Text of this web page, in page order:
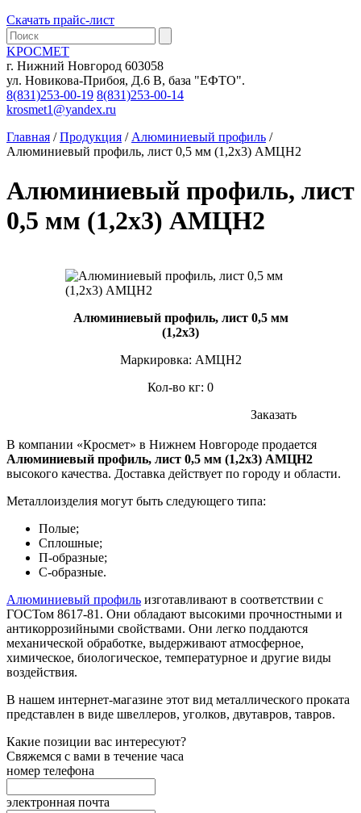
Скачать прайс-лист
KРОСМЕТ
г. Нижний Новгород 603058
ул. Новикова-Прибоя, Д.6 В, база "ЕФТО".
8(831)253-00-19 8(831)253-00-14
krosmet1@yandex.ru
Главная /Продукция / Алюминиевый профиль /
Алюминиевый профиль, лист 0,5 мм (1,2х3) АМЦН2
Алюминиевый профиль, лист
0,5 мм (1,2х3) АМЦН2
Алюминиевый профиль, лист 0,5 мм
(1,2х3)
Маркировка: АМЦН2
Кол-во кг: 0
Заказать
В компании «Кросмет» в Нижнем Новгороде продается
Алюминиевый профиль, лист 0,5 мм (1,2х3) АМЦН2
высокого качества. Доставка действует по городу и области.
Металлоизделия могут быть следующего типа:
Полые;
Сплошные;
П-образные;
С-образные.
Алюминиевый профиль изготавливают в соответствии с
ГОСТом 8617-81. Они обладают высокими прочностными и
антикоррозийными свойствами. Они легко поддаются
механической обработке, выдерживают атмосферное,
химическое, биологическое, температурное и другие виды
воздействия.
В нашем интернет-магазине этот вид металлического проката
представлен в виде швеллеров, уголков, двутавров, тавров.
Какие позиции вас интересуют?
Свяжемся с вами в течение часа
номер телефона
электронная почта